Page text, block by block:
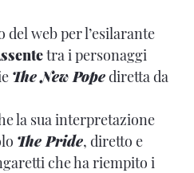
web per l’esilarante
tra i personaggi
The New Popediretta da
la sua interpretazione
The Pride, diretto e
che ha riempito i